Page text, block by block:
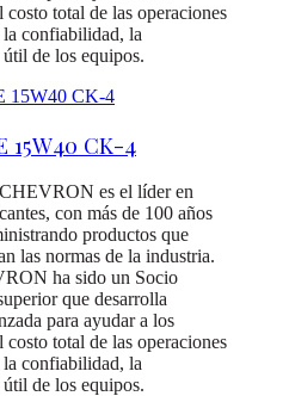
costo total de las operaciones
la confiabilidad, la
de los equipos.
15W40 CK-4
es el líder en
con más de 100 años
productos que
las normas de la industria.
ha sido un Socio
que desarrolla
para ayudar a los
costo total de las operaciones
la confiabilidad, la
de los equipos.